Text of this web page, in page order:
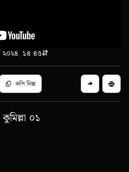
২০২৪, ১৪:৪৫
কপি লিঙ্ক
০১